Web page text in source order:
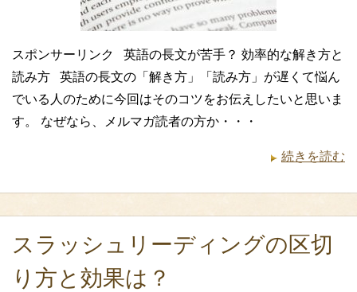
スポンサーリンク 英語の長文が苦手？ 効率的な解き方と
読み方 英語の長文の「解き方」「読み方」が遅くて悩ん
でいる人のために今回はそのコツをお伝えしたいと思いま
す。 なぜなら、メルマガ読者の方か・・・
続きを読む
スラッシュリーディングの区切
り方と効果は？